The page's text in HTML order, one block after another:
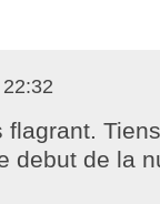
flagrant.
debut de la